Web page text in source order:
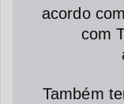
acordo
com
Também